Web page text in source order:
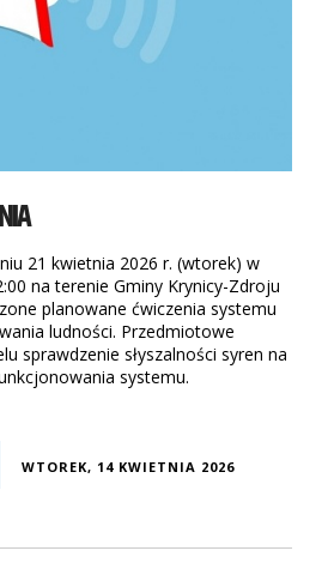
21 kwietnia 2026 r. (wtorek) w
na terenie Gminy Krynicy-Zdroju
planowane ćwiczenia systemu
ludności. Przedmiotowe
sprawdzenie słyszalności syren na
systemu.
WTOREK, 14 KWIETNIA 2026